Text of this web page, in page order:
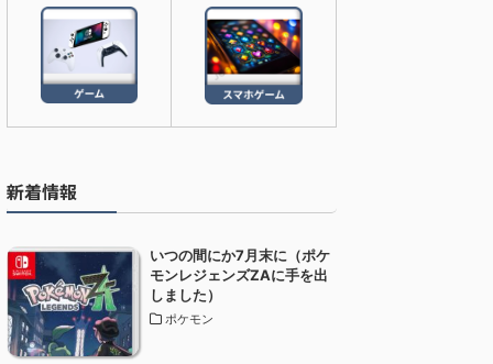
新着情報
いつの間にか7月末に（ポケ
モンレジェンズZAに手を出
しました）
ポケモン